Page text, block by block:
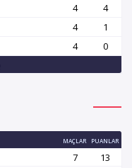
4
4
4
1
4 0
MAÇLAR PUANLAR
7
13